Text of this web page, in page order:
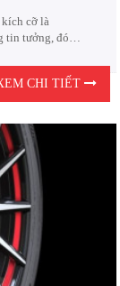
cỡ là
tưởng, đón
CHI TIẾT